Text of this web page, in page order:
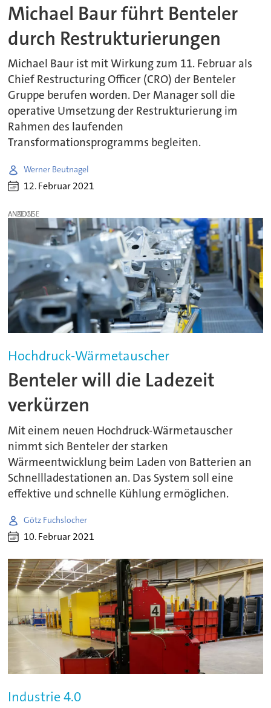
Michael Baur führt Benteler
durch Restrukturierungen
Michael Baur ist mit Wirkung zum 11. Februar als
Chief Restructuring Officer (CRO) der Benteler
Gruppe berufen worden. Der Manager soll die
operative Umsetzung der Restrukturierung im
Rahmen des laufenden
Transformationsprogramms begleiten.
Werner Beutnagel
12. Februar 2021
ANZEIGE
Hochdruck-Wärmetauscher
Benteler will die Ladezeit
verkürzen
Mit einem neuen Hochdruck-Wärmetauscher
nimmt sich Benteler der starken
Wärmeentwicklung beim Laden von Batterien an
Schnellladestationen an. Das System soll eine
effektive und schnelle Kühlung ermöglichen.
Götz Fuchslocher
10. Februar 2021
Industrie 4.0